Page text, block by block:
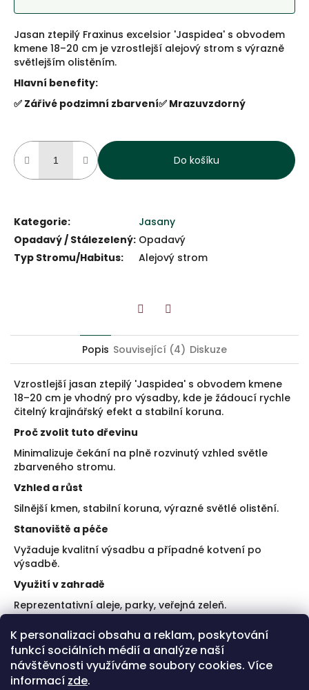
K personalizaci obsahu a reklam, poskytování
funkcí sociálních médií a analýze naší
návštěvnosti využíváme soubory cookies. Více
informací zde.
Do košíku
Jasan ztepilý Fraxinus excelsior 'Jaspidea' s obvodem
kmene 18–20 cm je vzrostlejší alejový strom s výrazně
světlejším olistěním.
Hlavní benefity:
✅ Zářivé podzimní zbarvení✅ Mrazuvzdorný
Kategorie:
Jasany
Opadavý / Stálezelený: Opadavý
Typ Stromu/Habitus: Alejový strom
Popis Související (4) Diskuze
Vzrostlejší jasan ztepilý 'Jaspidea' s obvodem kmene
18–20 cm je vhodný pro výsadby, kde je žádoucí rychle
čitelný krajinářský efekt a stabilní koruna.
Proč zvolit tuto dřevinu
Minimalizuje čekání na plně rozvinutý vzhled světle
zbarveného stromu.
Vzhled a růst
Silnější kmen, stabilní koruna, výrazné světlé olistění.
Stanoviště a péče
Vyžaduje kvalitní výsadbu a případné kotvení po
výsadbě.
Využití v zahradě
Reprezentativní aleje, parky, veřejná zeleň.
Zajistěte kotvení.
Sledujte ujmutí v prvním roce.
Plusy a limity